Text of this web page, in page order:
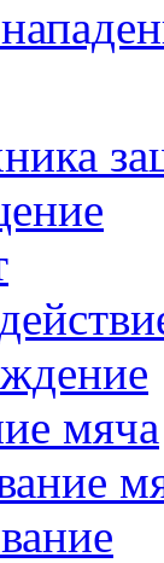
мяча